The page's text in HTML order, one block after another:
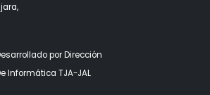
por Dirección
Informática TJA-JAL